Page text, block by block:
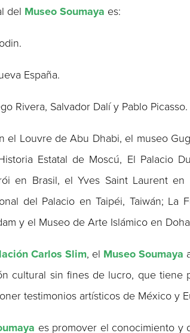
del Museo Soumaya es:
España.
Rivera, Salvador Dalí y Pablo Picasso.
el Louvre de Abu Dhabi, el museo
Estatal de Moscú, El Palacio
en Brasil, el Yves Saint Laurent
del Palacio en Taipéi, Taiwán; La
y el Museo de Arte Islámico en
Carlos Slim, el Museo Soumaya
cultural sin fines de lucro, que tiene
testimonios artísticos de México y
es promover el conocimiento y